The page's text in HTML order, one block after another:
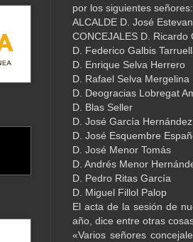
por los siguientes señores:
ALCALDE D. José
CONCEJALES D. Ricardo
D. Federico Galbis
D. Enrique Selva Herrero
D. Rafael Selva Mergelina
D. Deogracias Lobregat
D. Blas Seller
D. José García Hernández
D. José Esquembre
D. José Menor Tomás
D. Andrés Menor
D. Pedro Ritas García
D. Miguel Fillol Palop
El acta de la sesión de
año, dice entre otras
«Varios señores